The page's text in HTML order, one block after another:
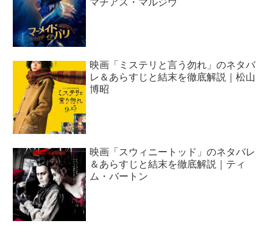
映画「ミステリと言う勿れ」のネタバ
レ＆あらすじと結末を徹底解説｜松山
博昭
映画「スウィニートッド」のネタバレ
＆あらすじと結末を徹底解説｜ティ
ム・バートン